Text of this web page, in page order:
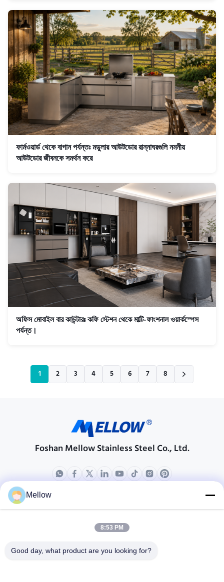
ফার্মওয়ার্ড থেকে বাগান পর্যন্তঃ মডুলার আউটডোর রান্নাঘরগুলি নমনীয়
আউটডোর জীবনকে সমর্থন করে
অফিস মোবাইল বার কাউন্টারঃ কফি স্টেশন থেকে মাল্টি-ফাংশনাল ওয়ার্কস্পেস
পর্যন্ত।
1 2 3 4 5 6 7 8
Foshan Mellow Stainless Steel Co., Ltd.
পণ্য
কোম্পানির প্রোফাইল
গুণমান নিয়ন্ত্রণ
Mellow
8:53 PM
Good day, what product are you looking for?